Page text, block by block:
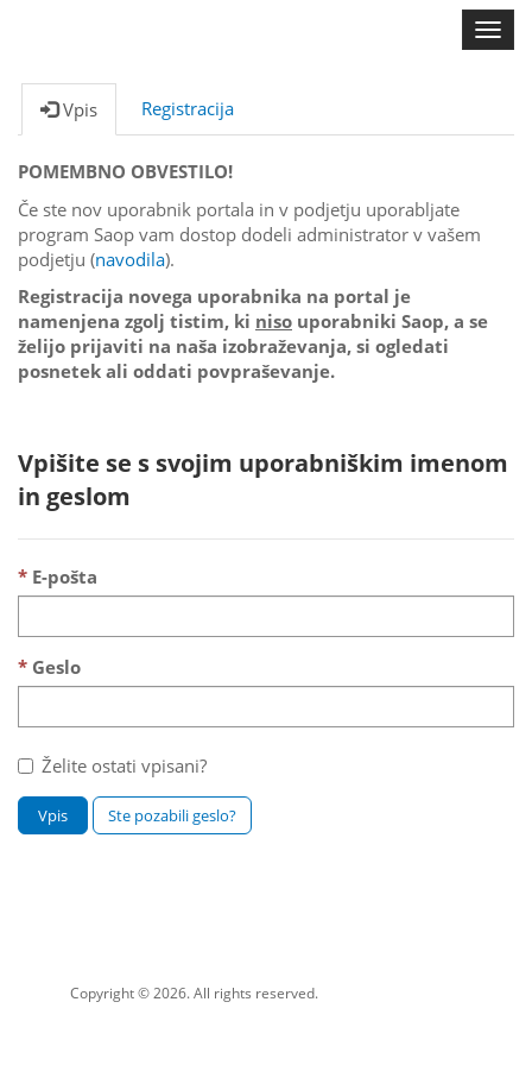
Vpis Registracija
POMEMBNO OBVESTILO!
Če ste nov uporabnik portala in v podjetju uporabljate
program Saop vam dostop dodeli administrator v vašem
podjetju (navodila).
Registracija novega uporabnika na portal je
namenjena zgolj tistim, ki niso uporabniki Saop, a se
želijo prijaviti na naša izobraževanja, si ogledati
posnetek ali oddati povpraševanje.
Vpišite se s svojim uporabniškim imenom
in geslom
E-pošta
Geslo
Želite ostati vpisani?
Vpis Ste pozabili geslo?
Copyright © 2026. All rights reserved.